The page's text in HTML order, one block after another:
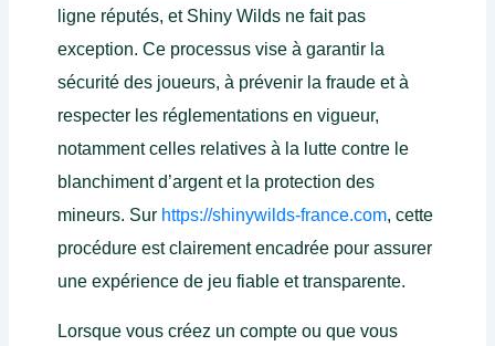
ligne réputés, et Shiny Wilds ne fait pas
exception. Ce processus vise à garantir la
sécurité des joueurs, à prévenir la fraude et à
respecter les réglementations en vigueur,
notamment celles relatives à la lutte contre le
blanchiment d’argent et la protection des
mineurs. Sur https://shinywilds-france.com, cette
procédure est clairement encadrée pour assurer
une expérience de jeu fiable et transparente.
Lorsque vous créez un compte ou que vous